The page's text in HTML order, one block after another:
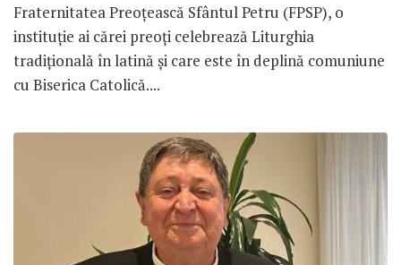
Fraternitatea Preoțească Sfântul Petru (FPSP), o
instituție ai cărei preoți celebrează Liturghia
tradițională în latină și care este în deplină comuniune
cu Biserica Catolică....